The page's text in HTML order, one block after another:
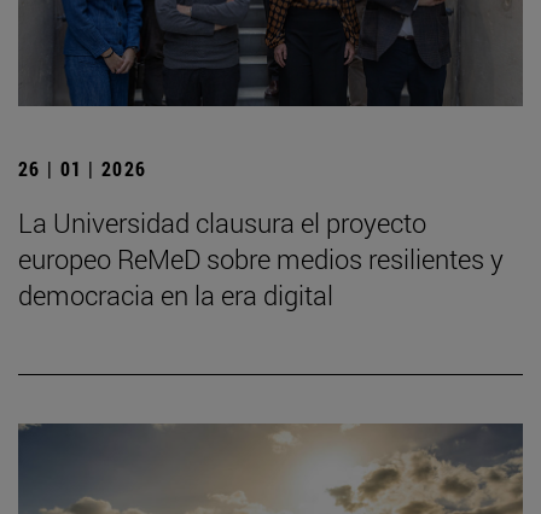
26 | 01 | 2026
La Universidad clausura el proyecto
europeo ReMeD sobre medios resilientes y
democracia en la era digital